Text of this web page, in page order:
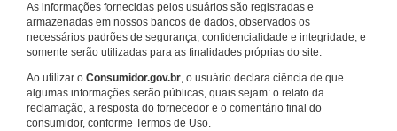
As informações fornecidas pelos usuários são registradas e
armazenadas em nossos bancos de dados, observados os
necessários padrões de segurança, confidencialidade e integridade, e
somente serão utilizadas para as finalidades próprias do site.
Ao utilizar o Consumidor.gov.br, o usuário declara ciência de que
algumas informações serão públicas, quais sejam: o relato da
reclamação, a resposta do fornecedor e o comentário final do
consumidor, conforme Termos de Uso.